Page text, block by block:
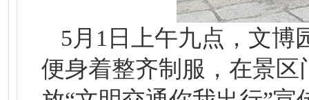
5月1日上午九点，文博
便身着整齐制服，在景